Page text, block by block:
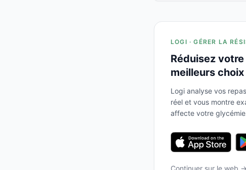
LOGI · GÉRER LA
Réduisez
meilleurs
Logi analyse vos
réel et vous montre
affecte votre